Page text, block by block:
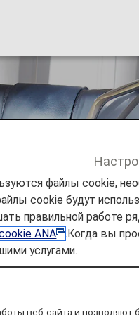
Premium Class seating
19, 2026, the
"Economy Class
following this
файлы cookie,
cookie будут
правильной работе
ANA
.Когда вы
услугами.
веб-сайта и позволяют